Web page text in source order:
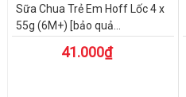
Sữa Chua Trẻ Em Hoff Lốc 4 x
55g (6M+) [bảo quả...
41.000₫